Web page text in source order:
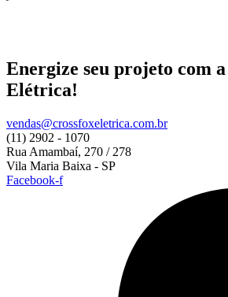
Energize seu projeto com
Elétrica!
vendas@crossfoxeletrica.com.br
(11) 2902 - 1070
Rua Amambaí, 270 / 278
Vila Maria Baixa - SP
Facebook-f